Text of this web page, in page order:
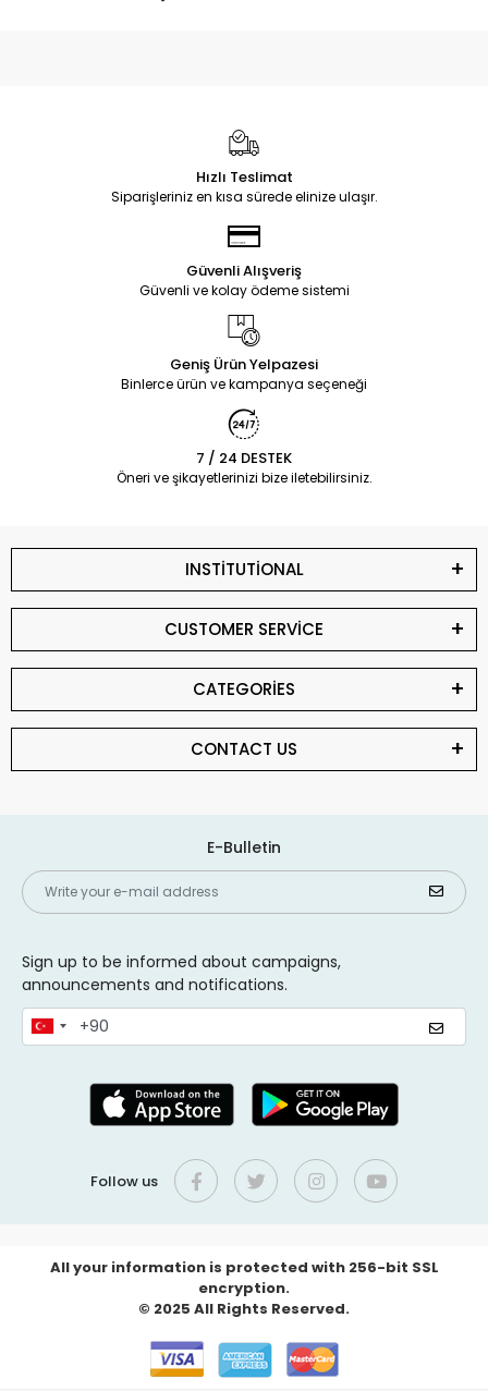
Hızlı Teslimat
Siparişleriniz en kısa sürede elinize ulaşır.
Güvenli Alışveriş
Güvenli ve kolay ödeme sistemi
Geniş Ürün Yelpazesi
Binlerce ürün ve kampanya seçeneği
7 / 24 DESTEK
Öneri ve şikayetlerinizi bize iletebilirsiniz.
INSTİTUTİONAL
CUSTOMER SERVİCE
CATEGORİES
CONTACT US
E-Bulletin
Sign up to be informed about campaigns,
announcements and notifications.
Follow us
All your information is protected with 256-bit SSL
encryption.
© 2025 All Rights Reserved.